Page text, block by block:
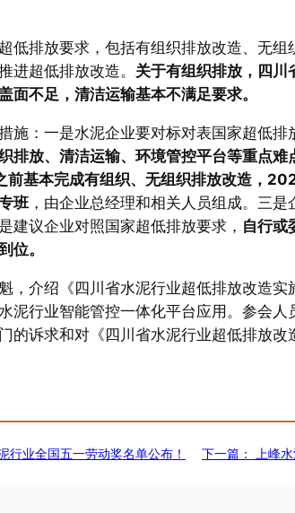
低排放要求，包括有组织排放改造、无
进超低排放改造。 关于有组织排放，四川
面不足，清洁运输基本不满足要求。
施：一是水泥企业要对标对表国家超低
排放、清洁运输、环境管控平台等重点难
基本完成有组织、无组织排放改造，
班 ，由企业总经理和相关人员组成。三是
建议企业对照国家超低排放要求， 自行或
位。
，介绍《四川省水泥行业超低排放改造
泥行业智能管控一体化平台应用。参会
的诉求和对《四川省水泥行业超低排放改
行业全国五一劳动奖名单公布！ 下一篇： 上峰